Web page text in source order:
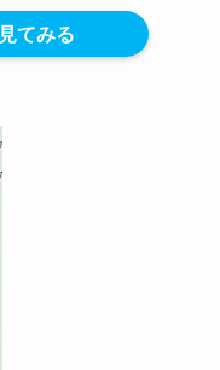
てみる